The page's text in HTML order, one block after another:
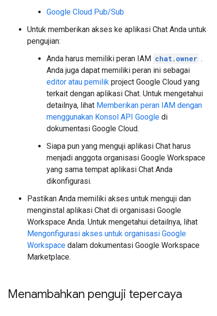
Google Cloud Pub/Sub
Untuk memberikan akses ke aplikasi Chat Anda untuk
pengujian:
Anda harus memiliki peran IAM chat.owner .
Anda juga dapat memiliki peran ini sebagai
editor atau pemilik project Google Cloud yang
terkait dengan aplikasi Chat. Untuk mengetahui
detailnya, lihat Memberikan peran IAM dengan
menggunakan Konsol API Google di
dokumentasi Google Cloud.
Siapa pun yang menguji aplikasi Chat harus
menjadi anggota organisasi Google Workspace
yang sama tempat aplikasi Chat Anda
dikonfigurasi.
Pastikan Anda memiliki akses untuk menguji dan
menginstal aplikasi Chat di organisasi Google
Workspace Anda. Untuk mengetahui detailnya, lihat
Mengonfigurasi akses untuk organisasi Google
Workspace dalam dokumentasi Google Workspace
Marketplace.
Menambahkan penguji tepercaya